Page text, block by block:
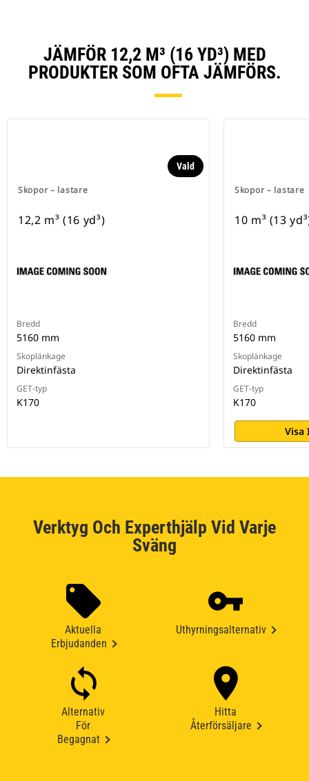
JÄMFÖR 12,2 M³ (16 YD³) MED
PRODUKTER SOM OFTA JÄMFÖRS.
Skopor – lastare
Vald
12,2 m³ (16 yd³)
Bredd
5160 mm
Skoplänkage
Direktinfästa
GET-typ
K170
Skopor – lastare
10 m³ (13
Bredd
5160 mm
Skoplänkage
Direktinfästa
GET-typ
K170
Visa
Verktyg Och Experthjälp Vid Varje
Sväng
Aktuella
Erbjudanden
Uthyrningsalternativ
Alternativ
För
Begagnat
Hitta
Återförsäljare